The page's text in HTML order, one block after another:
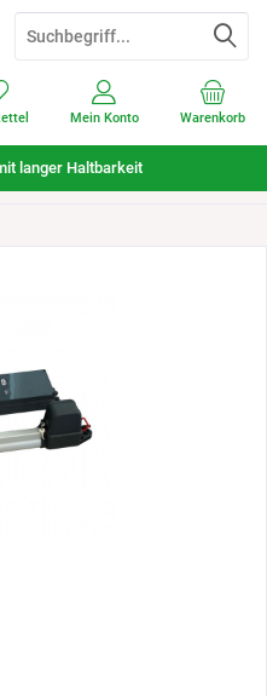
langer Haltbarkeit
Warenkorb
Mein Konto